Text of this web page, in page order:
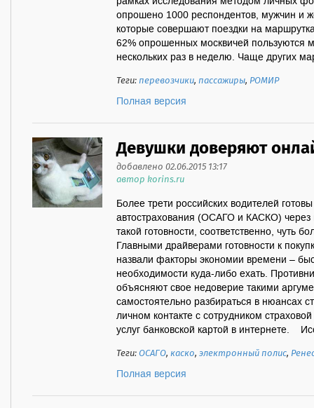
опрошено 1000 респондентов, мужчин и
которые совершают поездки на
62% опрошенных москвичей пользуются
нескольких раз в неделю. Чаще других
Теги:перевозчики,пассажиры, РОМИР
Полная версия
Девушки доверяют
добавлено 02.06.2015 13:17
автор korins.ru
Более трети российских водителей
автострахования (ОСАГО и КАСКО) через
такой готовности, соответственно, чуть
Главными драйверами готовности к
назвали факторы экономии времени –
необходимости куда-либо ехать.
объясняют свое недоверие такими
самостоятельно разбираться в нюансах
личном контакте с сотрудником
услуг банковской картой в интернете.
Теги:ОСАГО,каско,электронный полис,
Полная версия